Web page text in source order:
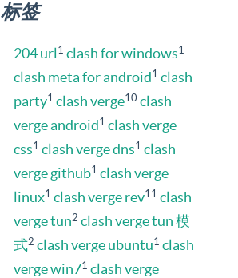
标签
204 url 1 clash for windows1
clash meta for android1 clash
party1 clash verge10 clash
verge android1 clash verge
css1 clash verge dns1 clash
verge github1 clash verge
linux1 clash verge rev11 clash
verge tun2 clash verge tun 模
式2 clash verge ubuntu1 clash
verge win71 clash verge